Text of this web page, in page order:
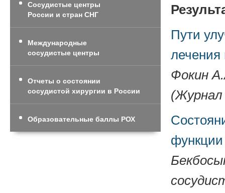
Пути
лечения
Фокин
(Журнал
Сосудистые центры
России и стран СНГ
Международные
сосудистые центры
Отчеты о состоянии
сосудистой хирургии в России
Образовательные баллы РОХ